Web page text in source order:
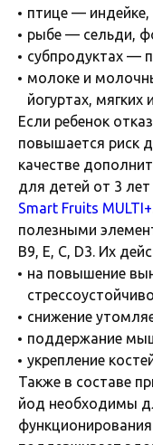
птице — индейке,
рыбе — сельди,
субпродуктах —
молоке и
йогуртах, мягких
Если ребенок
повышается риск
качестве
для детей от 3
Smart Fruits MULTI+
полезными
В9, Е, С, D3. Их
на повышение
снижение
поддержание
укрепление
Также в составе
йод необходимы